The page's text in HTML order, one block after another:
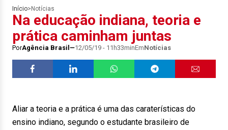
Início> Notícias
Na educação indiana, teoria e
prática caminham juntas
PorAgência Brasil 12/05/19 - 11h33minEmNotícias
Aliar a teoria e a prática é uma das caraterísticas do
ensino indiano, segundo o estudante brasileiro de